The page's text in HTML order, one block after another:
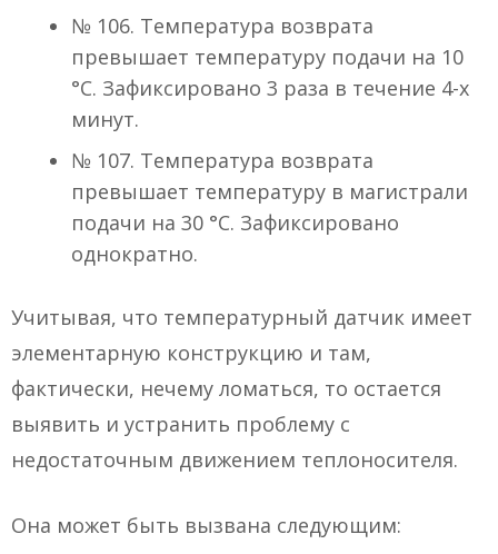
№ 106. Температура возврата
превышает температуру подачи на 10
°C. Зафиксировано 3 раза в течение 4-х
минут.
№ 107. Температура возврата
превышает температуру в магистрали
подачи на 30 °C. Зафиксировано
однократно.
Учитывая, что температурный датчик имеет
элементарную конструкцию и там,
фактически, нечему ломаться, то остается
выявить и устранить проблему с
недостаточным движением теплоносителя.
Она может быть вызвана следующим: